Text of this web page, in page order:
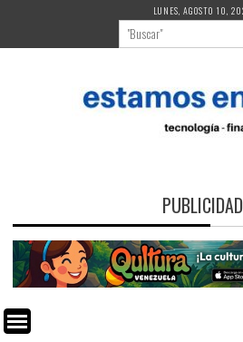
contenido
LUNES, AGOSTO 10,
PUBLICIDAD